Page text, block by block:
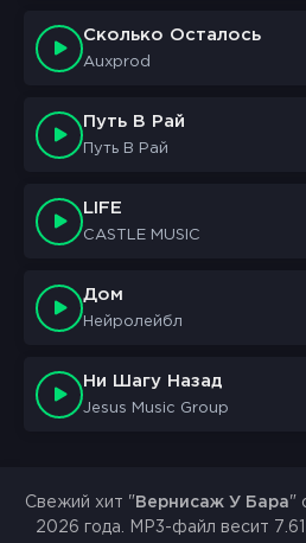
Сколько Осталось
Auxprod
Путь В Рай
Путь В Рай
LIFE
CASTLE MUSIC
Дом
Нейролейбл
Ни Шагу Назад
Jesus Music Group
Свежий хит " Вернисаж У Бара"
2026 года. MP3-файл весит